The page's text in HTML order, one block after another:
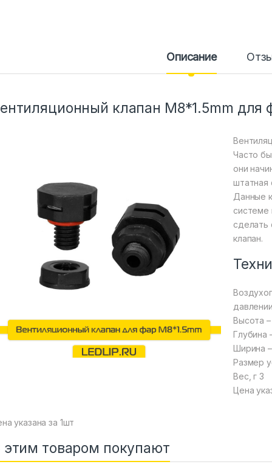
Описание
клапан М8*1.5mm для
Часто
они
штатная
Данные
системе
сделать
клапан.
Высота
Глубина
Ширина
Размер
Вес, г 3
Цена
указана за 1шт
этим товаром покупают